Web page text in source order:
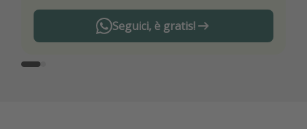
Seguici, è gratis!